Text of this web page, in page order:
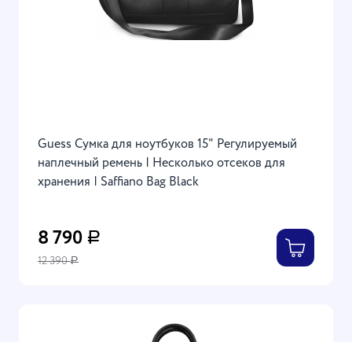
Guess Сумка для ноутбуков 15" Регулируемый
наплечный ремень | Несколько отсеков для
хранения | Saffiano Bag Black
8 790 Р
12 390Р